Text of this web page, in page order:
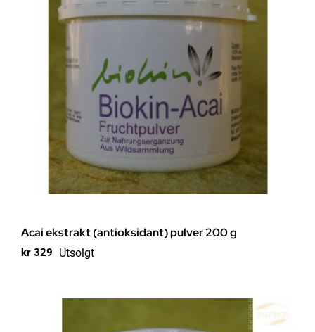
Acai ekstrakt (antioksidant) pulver 200 g
kr 329 Utsolgt